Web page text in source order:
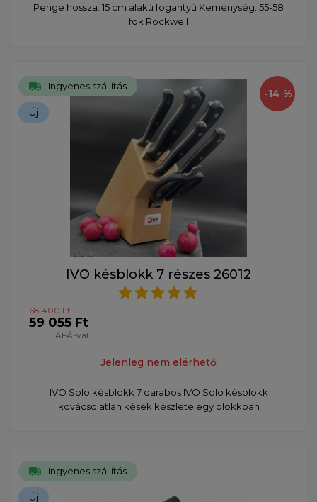
Penge hossza: 15 cm alakú fogantyú Keménység: 55-58
fok Rockwell
-14 %
Ingyenes szállítás
Új
IVO késblokk 7 részes 26012
68 400 Ft
59 055 Ft
ÁFÁ-val
Jelenleg nem elérhető
IVO Solo késblokk 7 darabos IVO Solo késblokk
kovácsolatlan kések készlete egy blokkban
Ingyenes szállítás
Új